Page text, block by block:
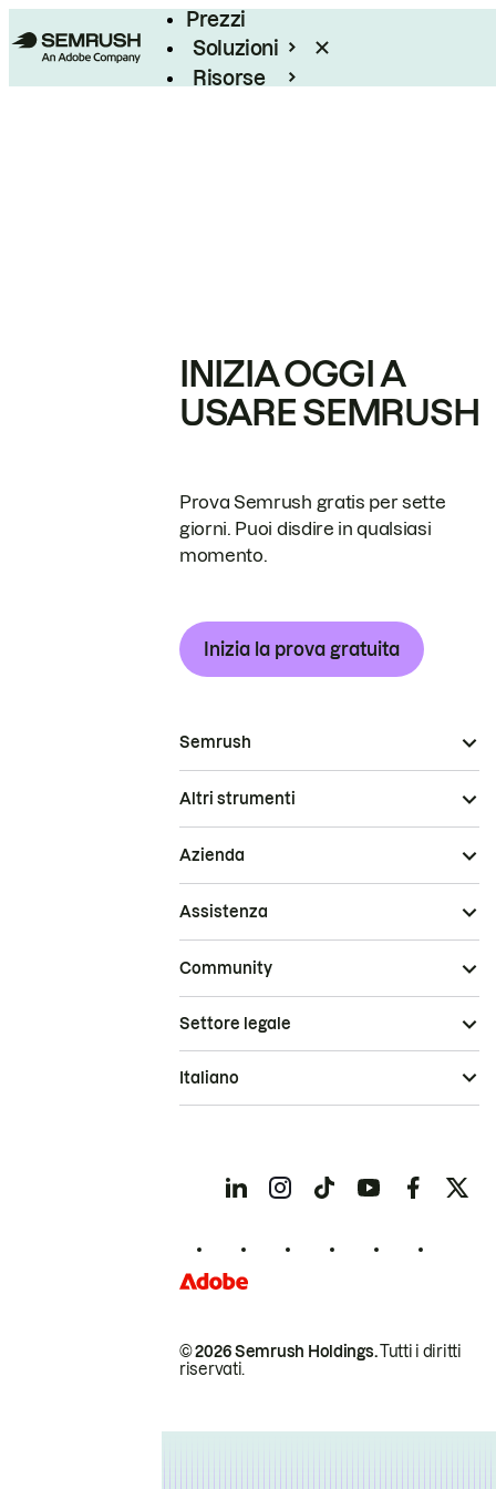
Prezzi
Soluzioni
Risorse
INIZIA OGGI A
USARE SEMRUSH
Prova Semrush gratis per sette
giorni. Puoi disdire in qualsiasi
momento.
Inizia la prova gratuita
Semrush
Altri strumenti
Azienda
Assistenza
Community
© 2026 Semrush Holdings.Tutti i diritti
riservati.
Settore legale
Italiano